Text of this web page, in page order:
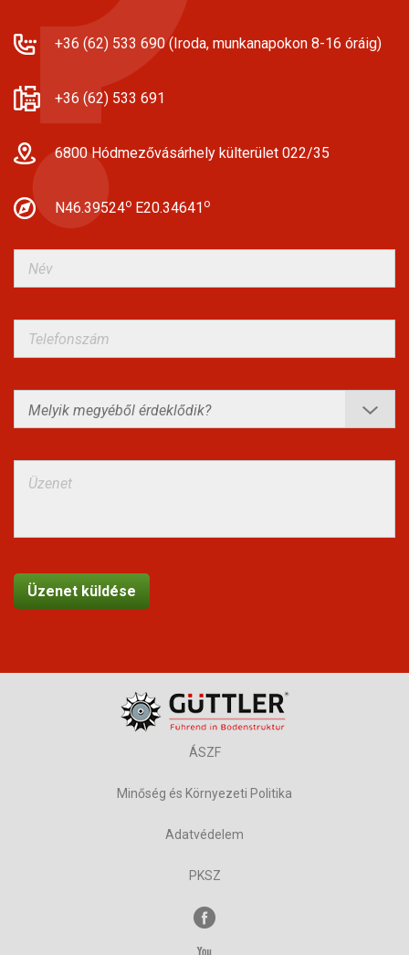
+36 (62) 533 690 (Iroda, munkanapokon 8-16 óráig)
+36 (62) 533 691
6800 Hódmezővásárhely külterület 022/35
N46.39524o E20.34641 o
ÁSZF
Minőség és Környezeti Politika
Adatvédelem
PKSZ